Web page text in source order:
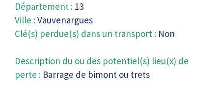
Département : 13
Ville :Vauvenargues
Clé(s) perdue(s) dans un transport : Non
Description du ou des potentiel(s) lieu(x) de
perte : Barrage de bimont ou trets